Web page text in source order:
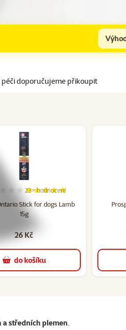
doporučujeme přikoupit
Stick for dogs Lamb
15g
Hodnocení 97%, počet
23×hodnocení
26 Kč
do košíku
a středních plemen.